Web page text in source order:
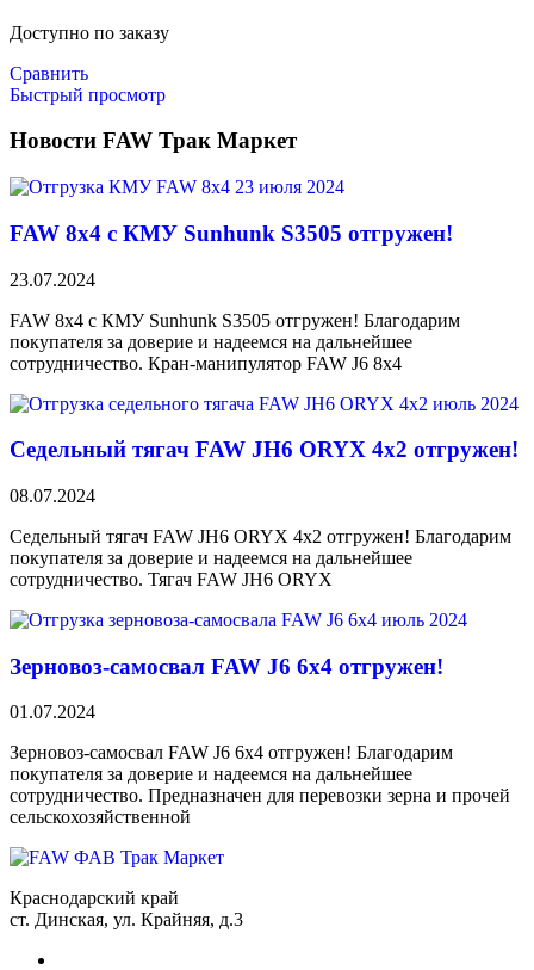
Доступно по заказу
Сравнить
Быстрый просмотр
Новости FAW Трак Маркет
FAW 8х4 с КМУ Sunhunk S3505 отгружен!
23.07.2024
FAW 8х4 с КМУ Sunhunk S3505 отгружен! Благодарим
покупателя за доверие и надеемся на дальнейшее
сотрудничество. Кран-манипулятор FAW J6 8х4
Седельный тягач FAW JH6 ORYX 4х2 отгружен!
08.07.2024
Седельный тягач FAW JH6 ORYX 4х2 отгружен! Благодарим
покупателя за доверие и надеемся на дальнейшее
сотрудничество. Тягач FAW JH6 ORYX
Зерновоз-самосвал FAW J6 6х4 отгружен!
01.07.2024
Зерновоз-самосвал FAW J6 6х4 отгружен! Благодарим
покупателя за доверие и надеемся на дальнейшее
сотрудничество. Предназначен для перевозки зерна и прочей
сельскохозяйственной
Краснодарский край
ст. Динская, ул. Крайняя, д.3